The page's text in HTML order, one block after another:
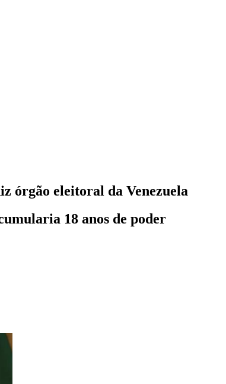
órgão eleitoral da Venezuela
18 anos de poder